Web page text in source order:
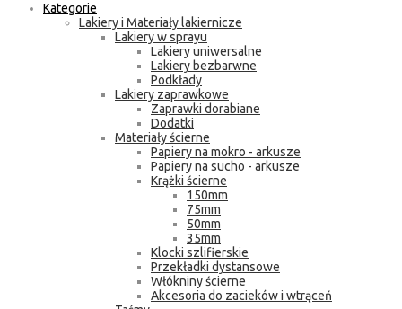
Kategorie
Lakiery i Materiały lakiernicze
Lakiery w sprayu
Lakiery uniwersalne
Lakiery bezbarwne
Podkłady
Lakiery zaprawkowe
Zaprawki dorabiane
Dodatki
Materiały ścierne
Papiery na mokro - arkusze
Papiery na sucho - arkusze
Krążki ścierne
150mm
75mm
50mm
35mm
Klocki szlifierskie
Przekładki dystansowe
Włókniny ścierne
Akcesoria do zacieków i wtrąceń